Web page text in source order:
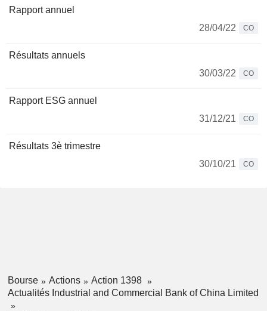
Rapport annuel
28/04/22
CO
Résultats annuels
30/03/22
CO
Rapport ESG annuel
31/12/21
CO
Résultats 3è trimestre
30/10/21
CO
Bourse Actions
Action 1398
Actualités Industrial and Commercial Bank of China Limited